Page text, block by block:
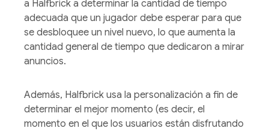
a Halfbrick a determinar la cantidad de tiempo
adecuada que un jugador debe esperar para que
se desbloquee un nivel nuevo, lo que aumenta la
cantidad general de tiempo que dedicaron a mirar
anuncios.
Además, Halfbrick usa la personalización a fin de
determinar el mejor momento (es decir, el
momento en el que los usuarios están disfrutando